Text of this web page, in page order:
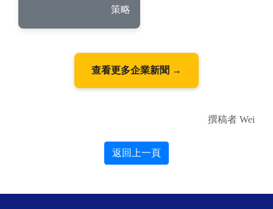
策略
查看更多企業新聞 →
撰稿者 Wei
返回上一頁